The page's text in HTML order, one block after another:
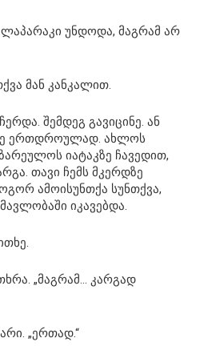
უნდოდა, მაგრამ არ
მან კანკალით.
შემდეგ გავიცინე. ან
ერთდროულად. ახლოს
იატაკზე ჩავედით,
თავი ჩემს მკერდზე
ამოისუნთქა სუნთქვა,
იკავებდა.
„მაგრამ… კარგად
„ერთად.“